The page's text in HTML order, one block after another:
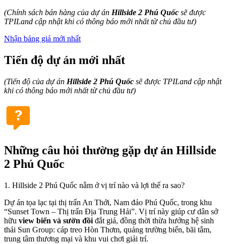
(Chính sách bán hàng của dự án Hillside 2 Phú Quốc sẽ được
TPILand cập nhật khi có thông báo mới nhất từ chủ đầu tư)
Nhận bảng giá mới nhất
Tiến độ dự án mới nhất
(Tiến độ của dự án Hillside 2 Phú Quốc sẽ được TPILand cập nhật
khi có thông báo mới nhất từ chủ đầu tư)
Những câu hỏi thường gặp dự án Hillside
2 Phú Quốc
1. Hillside 2 Phú Quốc nằm ở vị trí nào và lợi thế ra sao?
Dự án tọa lạc tại thị trấn An Thới, Nam đảo Phú Quốc, trong khu
“Sunset Town – Thị trấn Địa Trung Hải”. Vị trí này giúp cư dân sở
hữu view biển và sườn đồi đắt giá, đồng thời thừa hưởng hệ sinh
thái Sun Group: cáp treo Hòn Thơm, quảng trường biển, bãi tắm,
trung tâm thương mại và khu vui chơi giải trí.